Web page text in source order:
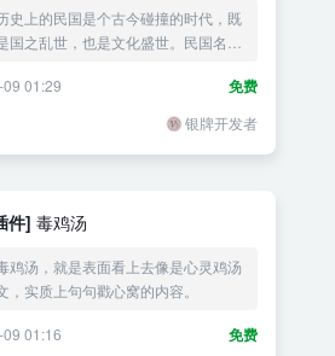
史上的民国是个古今碰撞的时代，既
国之乱世，也是文化盛世。民国名家
免费
01:29
银牌开发者
件] 毒鸡汤
鸡汤，就是表面看上去像是心灵鸡汤
，实质上句句戳心窝的内容。
免费
01:16